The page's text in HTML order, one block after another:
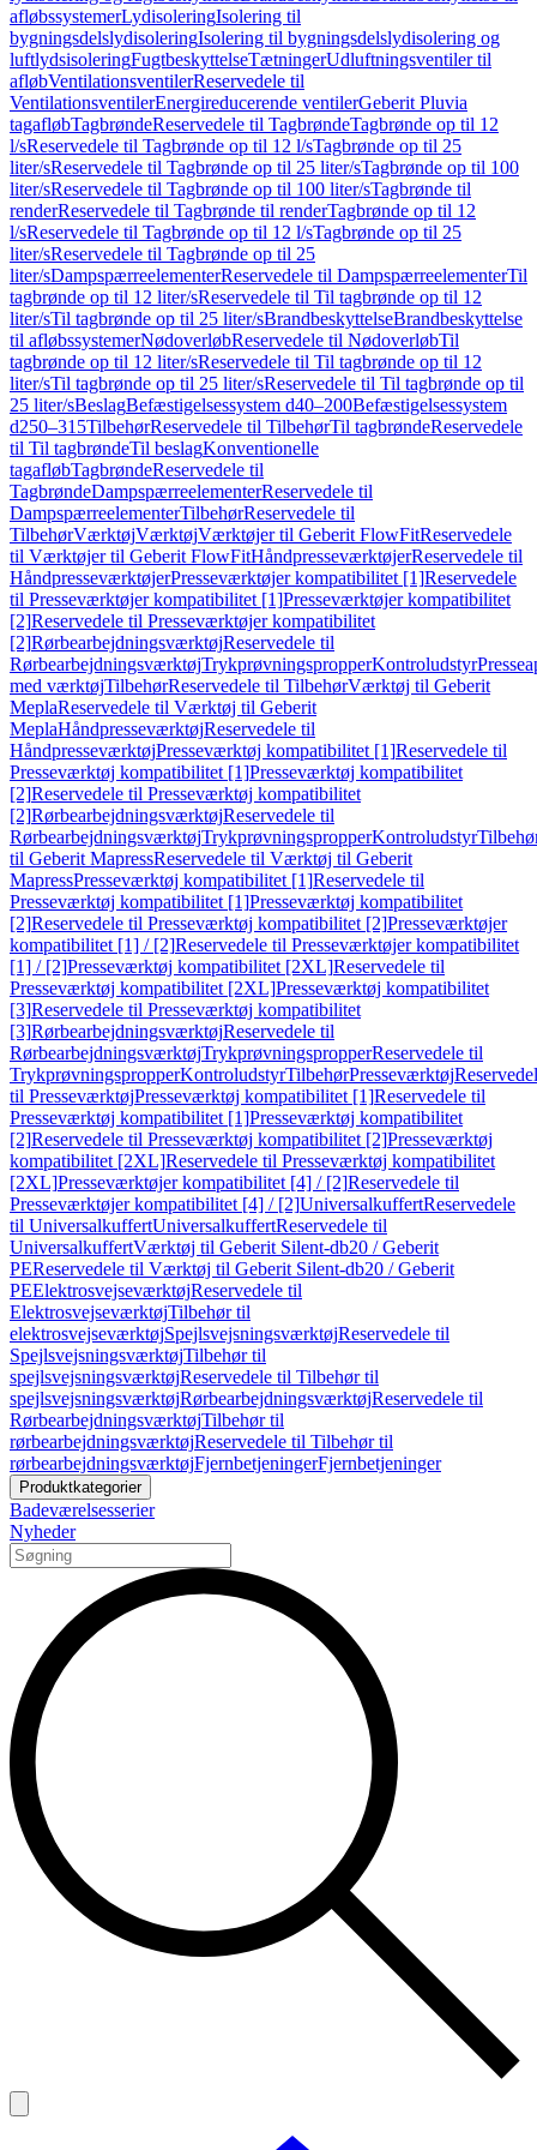
afløbssystemerLydisoleringIsolering til
bygningsdelslydisoleringIsolering til bygningsdelslydisolering og
luftlydsisoleringFugtbeskyttelseTætningerUdluftningsventiler til
afløbVentilationsventilerReservedele til
VentilationsventilerEnergireducerende ventilerGeberit Pluvia
tagafløbTagbrøndeReservedele til TagbrøndeTagbrønde op til 12
l/sReservedele til Tagbrønde op til 12 l/sTagbrønde op til 25
liter/sReservedele til Tagbrønde op til 25 liter/sTagbrønde op til 100
liter/sReservedele til Tagbrønde op til 100 liter/sTagbrønde til
renderReservedele til Tagbrønde til renderTagbrønde op til 12
l/sReservedele til Tagbrønde op til 12 l/sTagbrønde op til 25
liter/sReservedele til Tagbrønde op til 25
liter/sDampspærreelementerReservedele til DampspærreelementerTil
tagbrønde op til 12 liter/sReservedele til Til tagbrønde op til 12
liter/sTil tagbrønde op til 25 liter/sBrandbeskyttelseBrandbeskyttelse
til afløbssystemerNødoverløbReservedele til NødoverløbTil
tagbrønde op til 12 liter/sReservedele til Til tagbrønde op til 12
liter/sTil tagbrønde op til 25 liter/sReservedele til Til tagbrønde op til
25 liter/sBeslagBefæstigelsessystem d40–200Befæstigelsessystem
d250–315TilbehørReservedele til TilbehørTil tagbrøndeReservedele
til Til tagbrøndeTil beslagKonventionelle
tagafløbTagbrøndeReservedele til
TagbrøndeDampspærreelementerReservedele til
DampspærreelementerTilbehørReservedele til
TilbehørVærktøjVærktøjVærktøjer til Geberit FlowFitReservedele
til Værktøjer til Geberit FlowFitHåndpresseværktøjerReservedele til
HåndpresseværktøjerPresseværktøjer kompatibilitet [1]Reservedele
til Presseværktøjer kompatibilitet [1]Presseværktøjer kompatibilitet
[2]Reservedele til Presseværktøjer kompatibilitet
[2]RørbearbejdningsværktøjReservedele til
RørbearbejdningsværktøjTrykprøvningspropperKontroludstyr
med værktøjTilbehørReservedele til TilbehørVærktøj til Geberit
MeplaReservedele til Værktøj til Geberit
MeplaHåndpresseværktøjReservedele til
HåndpresseværktøjPresseværktøj kompatibilitet [1]Reservedele til
Presseværktøj kompatibilitet [1]Presseværktøj kompatibilitet
[2]Reservedele til Presseværktøj kompatibilitet
[2]RørbearbejdningsværktøjReservedele til
RørbearbejdningsværktøjTrykprøvningspropperKontroludstyr
til Geberit MapressReservedele til Værktøj til Geberit
MapressPresseværktøj kompatibilitet [1]Reservedele til
Presseværktøj kompatibilitet [1]Presseværktøj kompatibilitet
[2]Reservedele til Presseværktøj kompatibilitet [2]Presseværktøjer
kompatibilitet [1] / [2]Reservedele til Presseværktøjer kompatibilitet
[1] / [2]Presseværktøj kompatibilitet [2XL]Reservedele til
Presseværktøj kompatibilitet [2XL]Presseværktøj kompatibilitet
[3]Reservedele til Presseværktøj kompatibilitet
[3]RørbearbejdningsværktøjReservedele til
RørbearbejdningsværktøjTrykprøvningspropperReservedele til
TrykprøvningspropperKontroludstyrTilbehørPresseværktøj
til PresseværktøjPresseværktøj kompatibilitet [1]Reservedele til
Presseværktøj kompatibilitet [1]Presseværktøj kompatibilitet
[2]Reservedele til Presseværktøj kompatibilitet [2]Presseværktøj
kompatibilitet [2XL]Reservedele til Presseværktøj kompatibilitet
[2XL]Presseværktøjer kompatibilitet [4] / [2]Reservedele til
Presseværktøjer kompatibilitet [4] / [2]UniversalkuffertReservedele
til UniversalkuffertUniversalkuffertReservedele til
UniversalkuffertVærktøj til Geberit Silent-db20 / Geberit
PEReservedele til Værktøj til Geberit Silent-db20 / Geberit
PEElektrosvejseværktøjReservedele til
ElektrosvejseværktøjTilbehør til
elektrosvejseværktøjSpejlsvejsningsværktøjReservedele til
SpejlsvejsningsværktøjTilbehør til
spejlsvejsningsværktøjReservedele til Tilbehør til
spejlsvejsningsværktøjRørbearbejdningsværktøjReservedele til
RørbearbejdningsværktøjTilbehør til
rørbearbejdningsværktøjReservedele til Tilbehør til
rørbearbejdningsværktøjFjernbetjeningerFjernbetjeninger
Produktkategorier
Badeværelsesserier
Nyheder